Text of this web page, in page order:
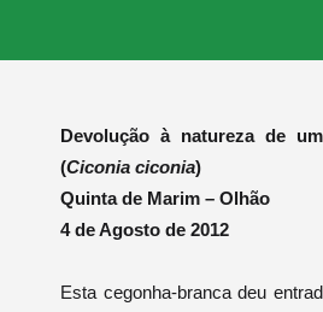
Devolução à natureza de
(Ciconia ciconia)
Quinta de Marim – Olhão
4 de Agosto de 2012
Esta cegonha-branca deu